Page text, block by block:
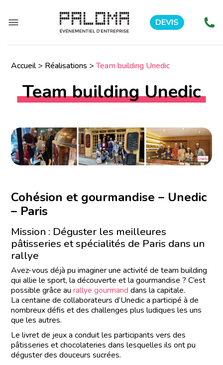
DEVIS
Accueil> Réalisations >Team building Unedic
Team building Unedic
Cohésion et gourmandise – Unedic
– Paris
Mission : Déguster les meilleures
pâtisseries et spécialités de Paris dans un
rallye
Avez-vous déjà pu imaginer une activité de team building
qui allie le sport, la découverte et la gourmandise ? C’est
possible grâce aurallye gourmand dans la capitale.
La centaine de collaborateurs d’Unedic a participé à de
nombreux défis et des challenges plus ludiques les uns
que les autres.
Le livret de jeux a conduit les participants vers des
pâtisseries et chocolateries dans lesquelles ils ont pu
déguster des douceurs sucrées.